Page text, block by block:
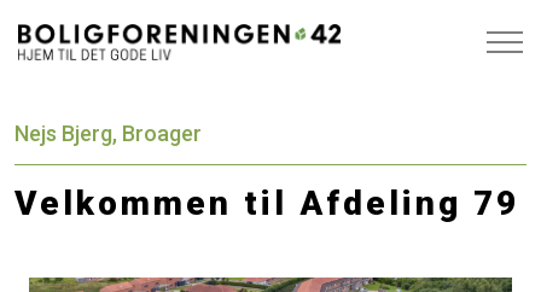
Nejs Bjerg, Broager
Velkommen til Afdeling 79